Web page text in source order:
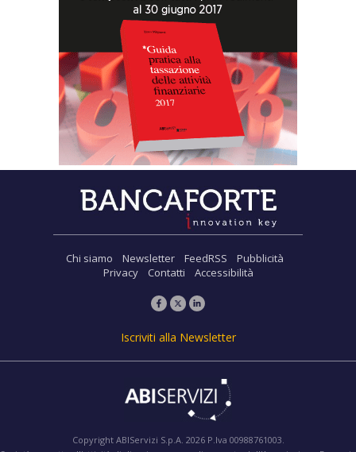
Chi siamo Newsletter FeedRSS
Pubblicità
Privacy
Contatti Accessibilità
Iscriviti alla Newsletter
Copyright ABIServizi S.p.A. 2026 P.Iva 00988761003.